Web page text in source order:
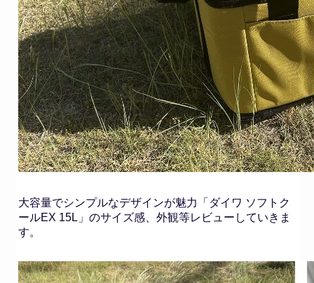
大容量でシンプルなデザインが魅力「ダイワ ソフトク
ールEX 15L」のサイズ感、外観等レビューしていきま
す。